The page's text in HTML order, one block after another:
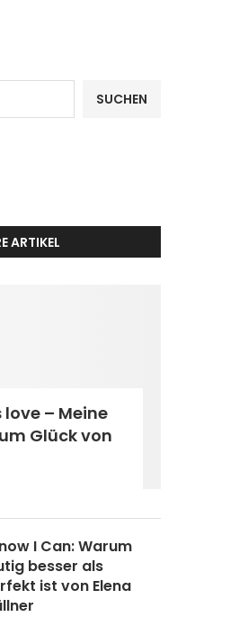
SUCHEN
ARTIKEL
love – Meine
Glück von
I Can: Warum
besser als
ist von Elena